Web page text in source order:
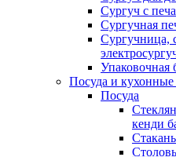
Сургуч с
Сургучная
Сургучница,
Упаковочная
Посуда и
Посуда
кенди